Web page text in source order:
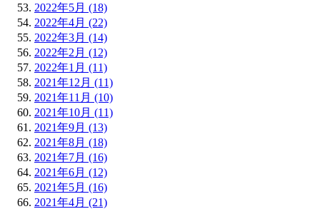
2022年5月 (18)
2022年4月 (22)
2022年3月 (14)
2022年2月 (12)
2022年1月 (11)
2021年12月 (11)
2021年11月 (10)
2021年10月 (11)
2021年9月 (13)
2021年8月 (18)
2021年7月 (16)
2021年6月 (12)
2021年5月 (16)
2021年4月 (21)